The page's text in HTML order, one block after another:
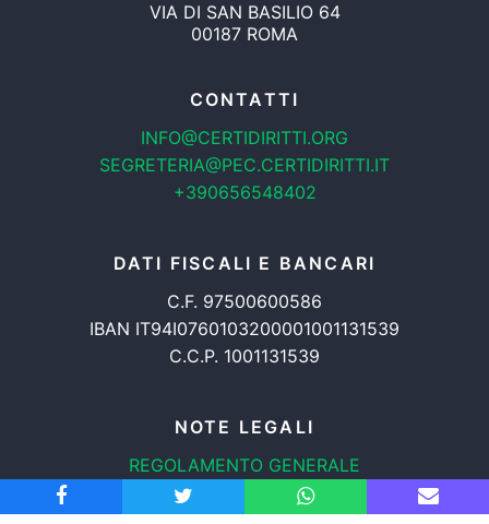
VIA DI SAN BASILIO 64
00187 ROMA
CONTATTI
INFO@CERTIDIRITTI.ORG
SEGRETERIA@PEC.CERTIDIRITTI.IT
+390656548402
DATI FISCALI E BANCARI
C.F. 97500600586
IBAN IT94I0760103200001001131539
C.C.P. 1001131539
NOTE LEGALI
REGOLAMENTO GENERALE
PROTEZIONE DATI
INFORMATIVA COOKIES